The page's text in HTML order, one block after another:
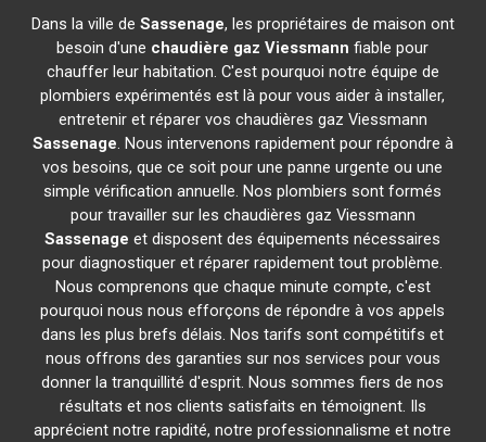
Dans la ville de Sassenage, les propriétaires de maison ont
besoin d'une chaudière gaz Viessmann fiable pour
chauffer leur habitation. C'est pourquoi notre équipe de
plombiers expérimentés est là pour vous aider à installer,
entretenir et réparer vos chaudières gaz Viessmann
Sassenage. Nous intervenons rapidement pour répondre à
vos besoins, que ce soit pour une panne urgente ou une
simple vérification annuelle. Nos plombiers sont formés
pour travailler sur les chaudières gaz Viessmann
Sassenage et disposent des équipements nécessaires
pour diagnostiquer et réparer rapidement tout problème.
Nous comprenons que chaque minute compte, c'est
pourquoi nous nous efforçons de répondre à vos appels
dans les plus brefs délais. Nos tarifs sont compétitifs et
nous offrons des garanties sur nos services pour vous
donner la tranquillité d'esprit. Nous sommes fiers de nos
résultats et nos clients satisfaits en témoignent. Ils
apprécient notre rapidité, notre professionnalisme et notre